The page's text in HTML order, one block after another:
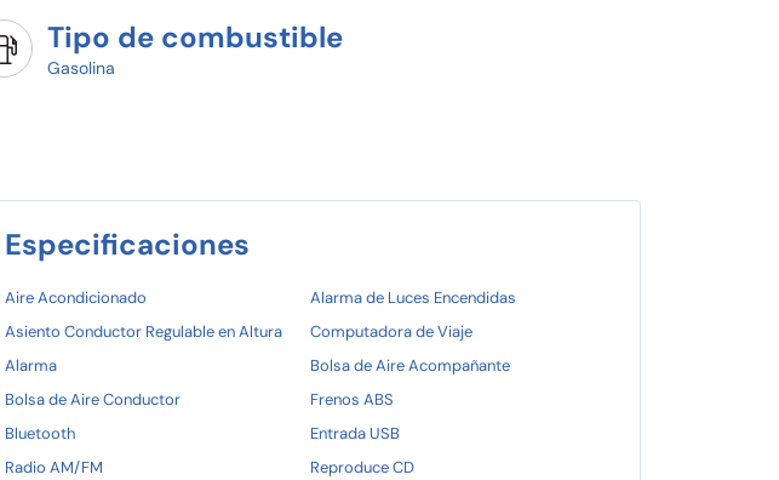
Tipo de combustible
Gasolina
Especificaciones
Aire Acondicionado
Alarma de Luces Encendidas
Asiento Conductor Regulable en Altura
Computadora de Viaje
Alarma
Bolsa de Aire Acompañante
Bolsa de Aire Conductor
Frenos ABS
Bluetooth
Entrada USB
Radio AM/FM
Reproduce CD